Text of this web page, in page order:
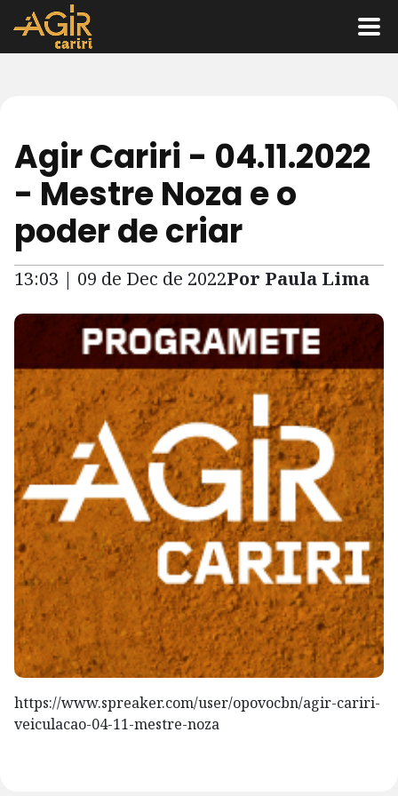
Agir Cariri - 04.11.2022
- Mestre Noza e o
poder de criar
13:03 | 09 de Dec de 2022Por Paula Lima
https://www.spreaker.com/user/opovocbn/agir-cariri-
veiculacao-04-11-mestre-noza